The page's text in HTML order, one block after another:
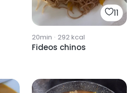
11
20min · 292kcal
Fideos chinos